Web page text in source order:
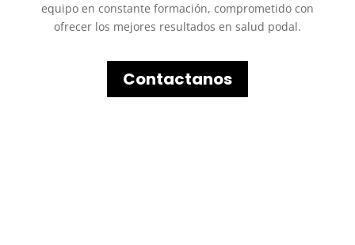
equipo en constante formación, comprometido con
ofrecer los mejores resultados en salud podal.
Contactanos